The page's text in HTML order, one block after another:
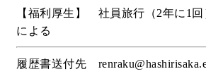
【福利厚生】 社員旅行（2年に
による
履歴書送付先